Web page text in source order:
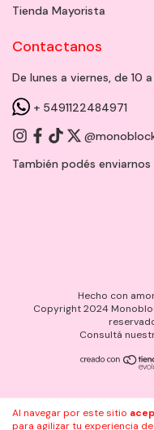
Al navegar por este sitio
para agilizar tu experiencia
Tienda Mayorista
Contactanos
De lunes a viernes, de 10 a
+ 5491122484971
También podés enviarnos
Hecho con
Copyright 2024
Consultá